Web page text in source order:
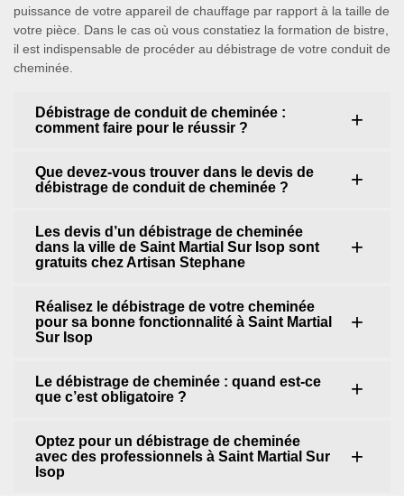
puissance de votre appareil de chauffage par rapport à la taille de
votre pièce. Dans le cas où vous constatiez la formation de bistre,
il est indispensable de procéder au débistrage de votre conduit de
cheminée.
Débistrage de conduit de cheminée :
comment faire pour le réussir ?
Que devez-vous trouver dans le devis de
débistrage de conduit de cheminée ?
Les devis d’un débistrage de cheminée
dans la ville de Saint Martial Sur Isop sont
gratuits chez Artisan Stephane
Réalisez le débistrage de votre cheminée
pour sa bonne fonctionnalité à Saint Martial
Sur Isop
Le débistrage de cheminée : quand est-ce
que c’est obligatoire ?
Optez pour un débistrage de cheminée
avec des professionnels à Saint Martial Sur
Isop